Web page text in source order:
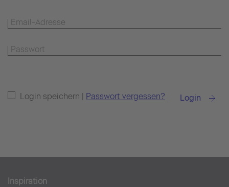
Login speichern | Passwort vergessen? Login
Inspiration